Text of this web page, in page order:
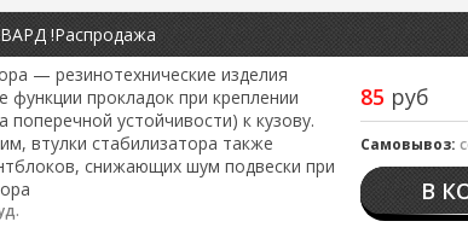
!Распродажа
85 руб
Самовывоз:
В
— резинотехнические изделия
прокладок при креплении
поперечной устойчивости) к кузову.
втулки стабилизатора также
снижающих шум подвески при